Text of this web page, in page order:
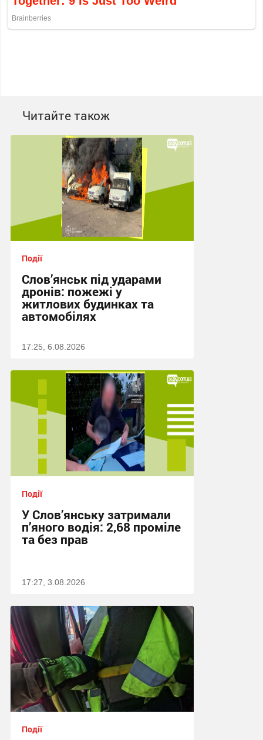
Читайте також
Події
Слов’янськ під ударами
дронів: пожежі у
житлових будинках та
автомобілях
17:25, 6.08.2026
Події
У Слов’янську затримали
п’яного водія: 2,68 проміле
та без прав
17:27, 3.08.2026
Події